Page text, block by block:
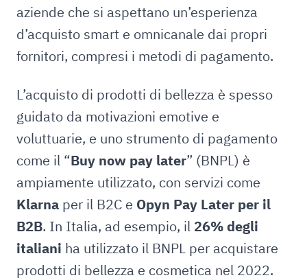
aziende che si aspettano un’esperienza
d’acquisto smart e omnicanale dai propri
fornitori, compresi i metodi di pagamento.
L’acquisto di prodotti di bellezza è spesso
guidato da motivazioni emotive e
voluttuarie, e uno strumento di pagamento
come il “Buy now pay later” (BNPL) è
ampiamente utilizzato, con servizi come
Klarna per il B2C e Opyn Pay Later per il
B2B. In Italia, ad esempio, il 26% degli
italiani ha utilizzato il BNPL per acquistare
prodotti di bellezza e cosmetica nel 2022.